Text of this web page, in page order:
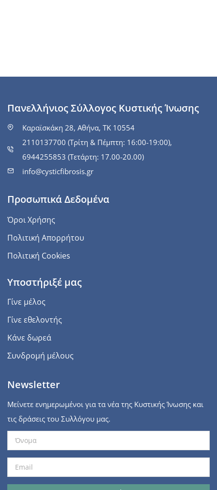
Πανελλήνιος Σύλλογος Κυστικής Ίνωσης
Καραϊσκάκη 28, Αθήνα, ΤΚ 10554
2110137700 (Τρίτη & Πέμπτη: 16:00-19:00),
6944255853 (Τετάρτη: 17.00-20.00)
info@cysticfibrosis.gr
Προσωπικά Δεδομένα
Όροι Χρήσης
Πολιτική Απορρήτου
Πολιτική Cookies
Υποστήριξέ μας
Γίνε μέλος
Γίνε εθελοντής
Κάνε δωρεά
Συνδρομή μέλους
Newsletter
Μείνετε ενημερωμένοι για τα νέα της Κυστικής Ίνωσης και
τις δράσεις του Συλλόγου μας.